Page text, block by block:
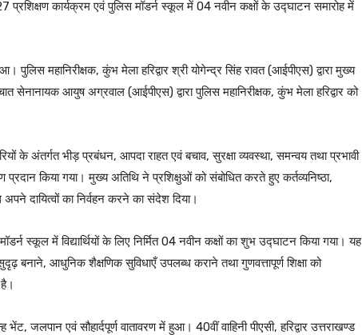
कार्यक्रम एवं पुलिस मॉडर्न स्कूल में 04 नवीन कक्षों के उद्घाटन समारोह में
महानिरीक्षक, कुंभ मेला हरिद्वार श्री योगेन्द्र सिंह रावत (आईपीएस) द्वारा मुख्य
सेनानायक आयुष अग्रवाल (आईपीएस) द्वारा पुलिस महानिरीक्षक, कुंभ मेला हरिद्वार को
के अंतर्गत भीड़ प्रबंधन, आपदा राहत एवं बचाव, सुरक्षा व्यवस्था, समन्वय तथा प्रभावी
प्रदान किया गया। मुख्य अतिथि ने प्रशिक्षुओं को संबोधित करते हुए कर्तव्यनिष्ठा,
दायित्वों का निर्वहन करने का संदेश दिया।
स्कूल में विद्यार्थियों के लिए निर्मित 04 नवीन कक्षों का शुभ उद्घाटन किया गया। यह
बनाने, आधुनिक शैक्षणिक सुविधाएँ उपलब्ध कराने तथा गुणवत्तापूर्ण शिक्षा को
जलपान एवं सौहार्दपूर्ण वातावरण में हुआ। 40वीं वाहिनी पीएसी, हरिद्वार उत्तराखण्ड